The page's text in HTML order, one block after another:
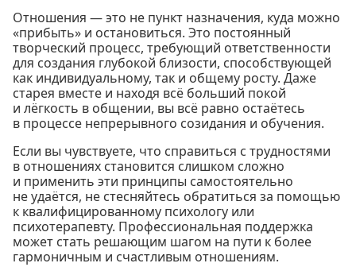
Отношения — это не пункт назначения, куда можно
«прибыть» и остановиться. Это постоянный
творческий процесс, требующий ответственности
для создания глубокой близости, способствующей
как индивидуальному, так и общему росту. Даже
старея вместе и находя всё больший покой
и лёгкость в общении, вы всё равно остаётесь
в процессе непрерывного созидания и обучения.
Если вы чувствуете, что справиться с трудностями
в отношениях становится слишком сложно
и применить эти принципы самостоятельно
не удаётся, не стесняйтесь обратиться за помощью
к квалифицированному психологу или
психотерапевту. Профессиональная поддержка
может стать решающим шагом на пути к более
гармоничным и счастливым отношениям.